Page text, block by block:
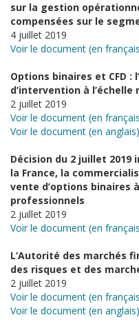
sur la gestion
compensées sur le
4 juillet 2019
Voir le document (en
Options binaires et CFD :
d’intervention à l’échelle
2 juillet 2019
Voir le document (en
Voir le document (en
Décision du 2 juillet 2019
la France, la
vente d’options binaires
professionnels
2 juillet 2019
Voir le document (en
L’Autorité des marchés
des risques et des
2 juillet 2019
Voir le document (en
Voir le document (en